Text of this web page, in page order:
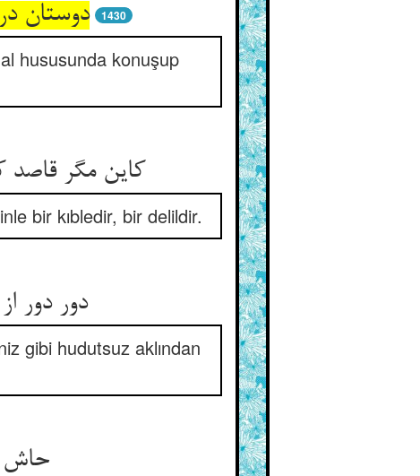
دوستان 1430
hususunda konuşup
کاین مگر
bir kıbledir, bir delildir.
دور دور
gibi hudutsuz aklından
حاش